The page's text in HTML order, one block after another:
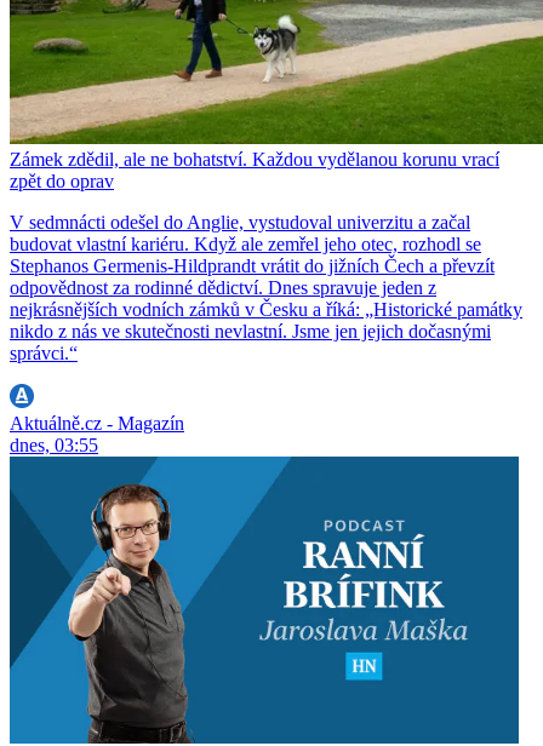
Zámek zdědil, ale ne bohatství. Každou vydělanou korunu vrací
zpět do oprav
V sedmnácti odešel do Anglie, vystudoval univerzitu a začal
budovat vlastní kariéru. Když ale zemřel jeho otec, rozhodl se
Stephanos Germenis-Hildprandt vrátit do jižních Čech a převzít
odpovědnost za rodinné dědictví. Dnes spravuje jeden z
nejkrásnějších vodních zámků v Česku a říká: „Historické památky
nikdo z nás ve skutečnosti nevlastní. Jsme jen jejich dočasnými
správci.“
Aktuálně.cz - Magazín
dnes, 03:55